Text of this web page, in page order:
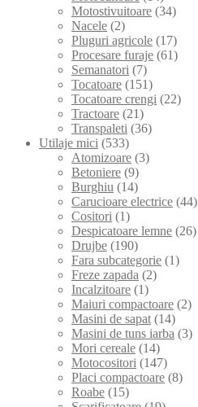
Motostivuitoare (34)
Nacele (2)
Pluguri agricole (17)
Procesare furaje (61)
Semanatori (7)
Tocatoare (151)
Tocatoare crengi (22)
Tractoare (21)
Transpaleti (36)
Utilaje mici (533)
Atomizoare (3)
Betoniere (9)
Burghiu (14)
Carucioare electrice (44)
Cositori (1)
Despicatoare lemne (26)
Drujbe (190)
Fara subcategorie (1)
Freze zapada (2)
Incalzitoare (1)
Maiuri compactoare (2)
Masini de sapat (14)
Masini de tuns iarba (3)
Mori cereale (14)
Motocositori (147)
Placi compactoare (8)
Roabe (15)